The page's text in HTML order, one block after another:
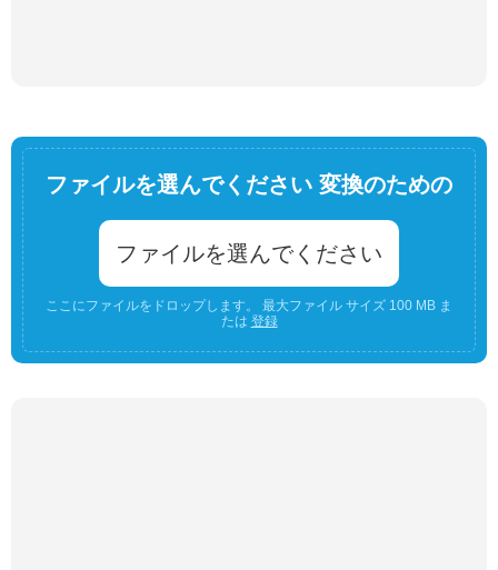
ファイルを選んでください 変換のための
ファイルを選んでください
ここにファイルをドロップします。 最大ファイル サイズ 100 MB ま
たは 登録